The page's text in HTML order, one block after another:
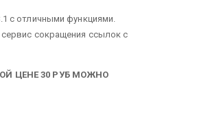
с отличными функциями.
сокращения ссылок с
ЦЕНЕ 30 РУБ МОЖНО